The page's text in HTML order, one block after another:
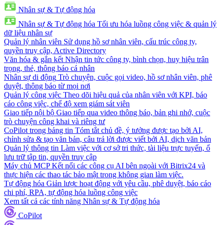
Nhân sự & Tự động hóa
Nhân sự & Tự động hóa Tối ưu hóa luồng công việc & quản lý
dữ liệu nhân sự
Quản lý nhân viên Sử dụng hồ sơ nhân viên, cấu trúc công ty,
quyền truy cập, Active Directory
Văn hóa & gắn kết Nhận tin tức công ty, bình chọn, huy hiệu trân
trọng, thẻ, thông báo cá nhân
Nhân sự di động Trò chuyện, cuộc gọi video, hồ sơ nhân viên, phê
duyệt, thông báo từ mọi nơi
Quản lý công việc Theo dõi hiệu quả của nhân viên với KPI, báo
cáo công việc, chế độ xem giám sát viên
Giao tiếp nội bộ Giao tiếp qua video thông báo, bản ghi nhớ, cuộc
trò chuyện công khai và riêng tư
CoPilot trong bảng tin Tóm tắt chủ đề, ý tưởng được tạo bởi AI,
chỉnh sửa & tạo văn bản, câu trả lời được viết bởi AI, dịch văn bản
Quản lý thông tin Làm việc với cơ sở tri thức, tài liệu trực tuyến, ổ
lưu trữ tập tin, quyền truy cập
Máy chủ MCP Kết nối các công cụ AI bên ngoài với Bitrix24 và
thực hiện các thao tác bảo mật trong không gian làm việc.
Tự động hóa Giản lược hoạt động với yêu cầu, phê duyệt, báo cáo
chi phí, RPA, tự động hóa luồng công việc
Xem tất cả các tính năng Nhân sự & Tự động hóa
CoPilot